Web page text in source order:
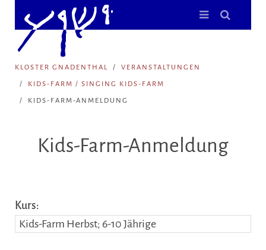
KLOSTER GNADENTHAL VERANSTALTUNGEN
KIDS-FARM / SINGING KIDS-FARM
KIDS-FARM-ANMELDUNG
Kids-Farm-Anmeldung
Kurs: